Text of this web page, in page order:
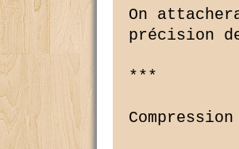
On
précision
***